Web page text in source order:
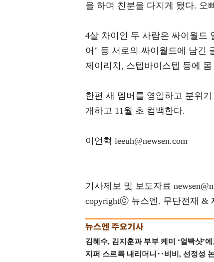
을 하며 친분을 다지게 됐다. 오
4살 차이인 두 사람은 싸이월드
어" 등 서로의 싸이월드에 남긴
제이리치, 스텝바이스텝 등에
한편 새 멤버를 영입하고 분위
개하고 11월 초 컴백한다.
이언혁 leeuh@newsen.com
기사제보 및 보도자료
copyrightⓒ 뉴스엔. 무단전재 &
김혜수, 김지훈과 부부 케미 ‘얼빡샷’
지퍼 스르륵 내리더니‥비비, 선정성